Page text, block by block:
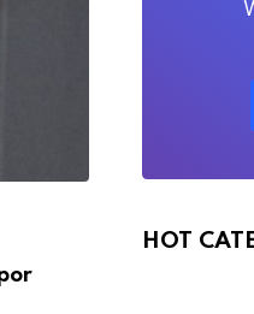
FÚTBOL
HOT